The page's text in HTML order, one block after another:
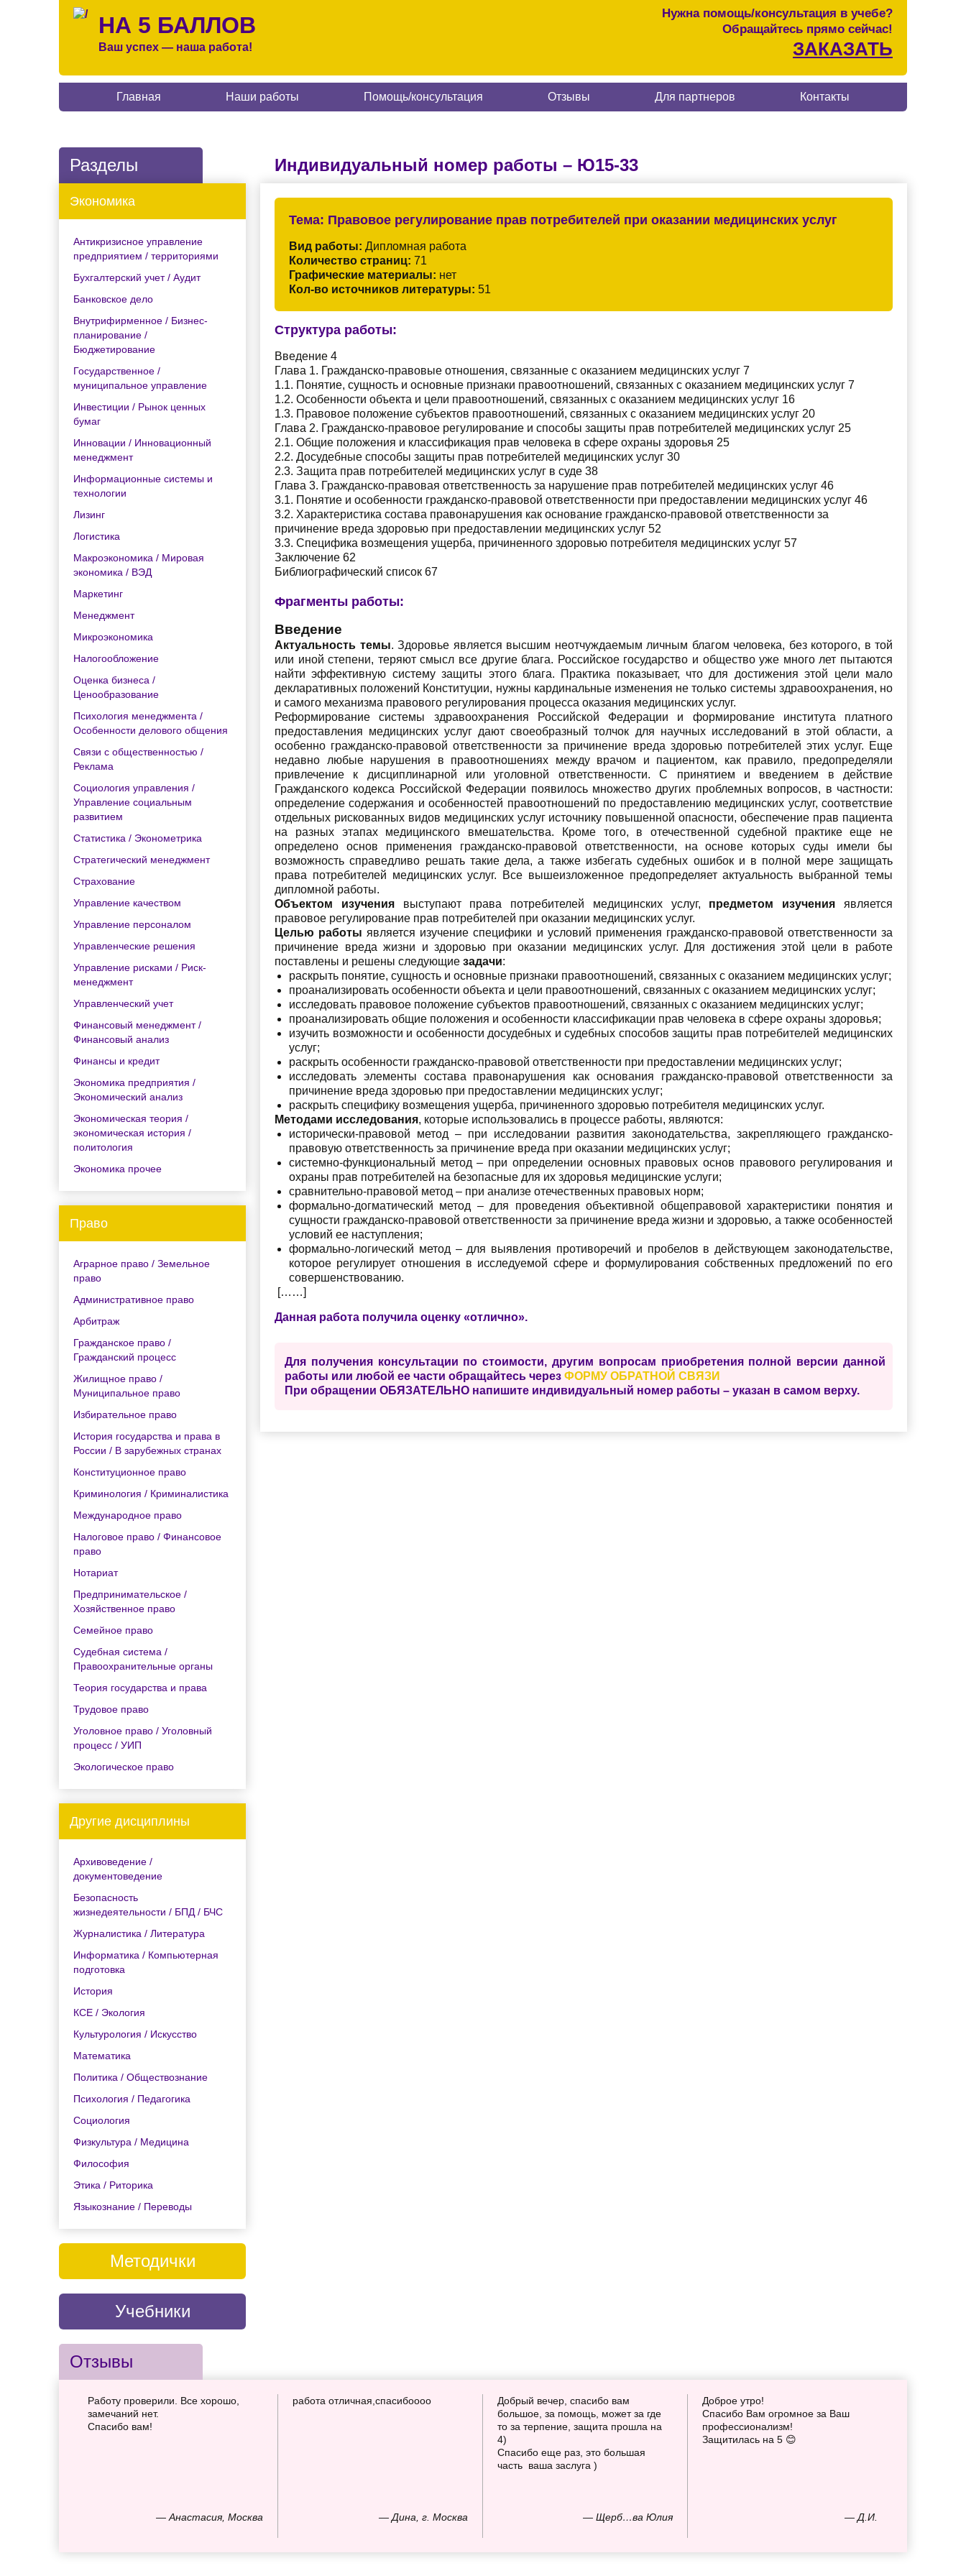
НА 5 БАЛЛОВ
Ваш успех — наша работа!
Нужна помощь/консультация в учебе?
Обращайтесь прямо сейчас!
ЗАКАЗАТЬ
Главная Наши работы Помощь/консультация Отзывы Для партнеров Контакты
Разделы
Экономика
Антикризисное управление
предприятием / территориями
Бухгалтерский учет / Аудит
Банковское дело
Внутрифирменное / Бизнес-
планирование /
Бюджетирование
Государственное /
муниципальное управление
Инвестиции / Рынок ценных
бумаг
Инновации / Инновационный
менеджмент
Информационные системы и
технологии
Лизинг
Логистика
Макроэкономика / Мировая
экономика / ВЭД
Маркетинг
Менеджмент
Микроэкономика
Налогообложение
Оценка бизнеса /
Ценообразование
Психология менеджмента /
Особенности делового общения
Связи с общественностью /
Реклама
Социология управления /
Управление социальным
развитием
Статистика / Эконометрика
Стратегический менеджмент
Страхование
Управление качеством
Управление персоналом
Управленческие решения
Управление рисками / Риск-
менеджмент
Управленческий учет
Финансовый менеджмент /
Финансовый анализ
Финансы и кредит
Экономика предприятия /
Экономический анализ
Экономическая теория /
экономическая история /
политология
Экономика прочее
Право
Аграрное право / Земельное
право
Административное право
Арбитраж
Гражданское право /
Гражданский процесс
Жилищное право /
Муниципальное право
Избирательное право
История государства и права в
России / В зарубежных странах
Конституционное право
Криминология / Криминалистика
Международное право
Налоговое право / Финансовое
право
Нотариат
Предпринимательское /
Хозяйственное право
Семейное право
Судебная система /
Правоохранительные органы
Теория государства и права
Трудовое право
Уголовное право / Уголовный
процесс / УИП
Экологическое право
Другие дисциплины
Архивоведение /
документоведение
Безопасность
жизнедеятельности / БПД / БЧС
Журналистика / Литература
Информатика / Компьютерная
подготовка
История
КСЕ / Экология
Культурология / Искусство
Математика
Политика / Обществознание
Психология / Педагогика
Социология
Физкультура / Медицина
Философия
Этика / Риторика
Языкознание / Переводы
Методички
Учебники
Индивидуальный номер работы – Ю15-33
Тема: Правовое регулирование прав потребителей при оказании медицинских услуг
Вид работы: Дипломная работа
Количество страниц: 71
Графические материалы: нет
Кол-во источников литературы: 51
Структура работы:
Введение 4
Глава 1. Гражданско-правовые отношения, связанные с оказанием медицинских услуг 7
1.1. Понятие, сущность и основные признаки правоотношений, связанных с оказанием медицинских услуг 7
1.2. Особенности объекта и цели правоотношений, связанных с оказанием медицинских услуг 16
1.3. Правовое положение субъектов правоотношений, связанных с оказанием медицинских услуг 20
Глава 2. Гражданско-правовое регулирование и способы защиты прав потребителей медицинских услуг 25
2.1. Общие положения и классификация прав человека в сфере охраны здоровья 25
2.2. Досудебные способы защиты прав потребителей медицинских услуг 30
2.3. Защита прав потребителей медицинских услуг в суде 38
Глава 3. Гражданско-правовая ответственность за нарушение прав потребителей медицинских услуг 46
3.1. Понятие и особенности гражданско-правовой ответственности при предоставлении медицинских услуг 46
3.2. Характеристика состава правонарушения как основание гражданско-правовой ответственности за
причинение вреда здоровью при предоставлении медицинских услуг 52
3.3. Специфика возмещения ущерба, причиненного здоровью потребителя медицинских услуг 57
Заключение 62
Библиографический список 67
Фрагменты работы:
Введение
Актуальность темы. Здоровье является высшим неотчуждаемым личным благом человека, без которого, в той
или иной степени, теряют смысл все другие блага. Российское государство и общество уже много лет пытаются
найти эффективную систему защиты этого блага. Практика показывает, что для достижения этой цели мало
декларативных положений Конституции, нужны кардинальные изменения не только системы здравоохранения, но
и самого механизма правового регулирования процесса оказания медицинских услуг.
Реформирование системы здравоохранения Российской Федерации и формирование института платного
предоставления медицинских услуг дают своеобразный толчок для научных исследований в этой области, а
особенно гражданско-правовой ответственности за причинение вреда здоровью потребителей этих услуг. Еще
недавно любые нарушения в правоотношениях между врачом и пациентом, как правило, предопределяли
привлечение к дисциплинарной или уголовной ответственности. С принятием и введением в действие
Гражданского кодекса Российской Федерации появилось множество других проблемных вопросов, в частности:
определение содержания и особенностей правоотношений по предоставлению медицинских услуг, соответствие
отдельных рискованных видов медицинских услуг источнику повышенной опасности, обеспечение прав пациента
на разных этапах медицинского вмешательства. Кроме того, в отечественной судебной практике еще не
определено основ применения гражданско-правовой ответственности, на основе которых суды имели бы
возможность справедливо решать такие дела, а также избегать судебных ошибок и в полной мере защищать
права потребителей медицинских услуг. Все вышеизложенное предопределяет актуальность выбранной темы
дипломной работы.
Объектом изучениявыступают права потребителей медицинских услуг, предметом изучения является
правовое регулирование прав потребителей при оказании медицинских услуг.
Целью работы является изучение специфики и условий применения гражданско-правовой ответственности за
причинение вреда жизни и здоровью при оказании медицинских услуг. Для достижения этой цели в работе
поставлены и решены следующие задачи:
раскрыть понятие, сущность и основные признаки правоотношений, связанных с оказанием медицинских услуг;
проанализировать особенности объекта и цели правоотношений, связанных с оказанием медицинских услуг;
исследовать правовое положение субъектов правоотношений, связанных с оказанием медицинских услуг;
проанализировать общие положения и особенности классификации прав человека в сфере охраны здоровья;
изучить возможности и особенности досудебных и судебных способов защиты прав потребителей медицинских
услуг;
раскрыть особенности гражданско-правовой ответственности при предоставлении медицинских услуг;
исследовать элементы состава правонарушения как основания гражданско-правовой ответственности за
причинение вреда здоровью при предоставлении медицинских услуг;
раскрыть специфику возмещения ущерба, причиненного здоровью потребителя медицинских услуг.
Методами исследования, которые использовались в процессе работы, являются:
исторически-правовой метод – при исследовании развития законодательства, закрепляющего гражданско-
правовую ответственность за причинение вреда при оказании медицинских услуг;
системно-функциональный метод – при определении основных правовых основ правового регулирования и
охраны прав потребителей на безопасные для их здоровья медицинские услуги;
сравнительно-правовой метод – при анализе отечественных правовых норм;
формально-догматический метод – для проведения объективной общеправовой характеристики понятия и
сущности гражданско-правовой ответственности за причинение вреда жизни и здоровью, а также особенностей
условий ее наступления;
формально-логический метод – для выявления противоречий и пробелов в действующем законодательстве,
которое регулирует отношения в исследуемой сфере и формулирования собственных предложений по его
совершенствованию.
[……]
Данная работа получила оценку «отлично».
Для получения консультации по стоимости, другим вопросам приобретения полной версии данной
работы или любой ее части обращайтесь через ФОРМУ ОБРАТНОЙ СВЯЗИ
При обращении ОБЯЗАТЕЛЬНО напишите индивидуальный номер работы – указан в самом верху.
Отзывы
— Анастасия, Москва
Работу проверили. Все хорошо,
замечаний нет.
Спасибо вам!
— Дина, г. Москва
работа отличная,спасибоооо
— Щерб…ва Юлия
Добрый вечер, спасибо вам
большое, за помощь, может за где
то за терпение, защита прошла на
4)
Спасибо еще раз, это большая
часть ваша заслуга )
— Д.И.
Доброе утро!
Спасибо Вам огромное за Ваш
профессионализм!
Защитилась на 5 😊